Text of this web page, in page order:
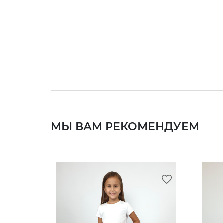
МЫ ВАМ РЕКОМЕНДУЕМ